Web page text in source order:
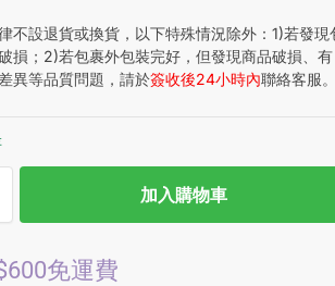
不設退貨或換貨，以下特殊情況除外：1)若發現
損；2)若包裹外包裝完好，但發現商品破損、有
異等品質問題，請於簽收後24小時內聯絡客服。
加入購物車
免運費